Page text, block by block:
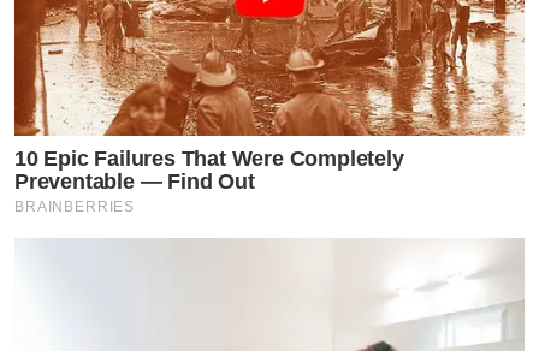
10 Epic Failures That Were Completely
Preventable — Find Out
BRAINBERRIES